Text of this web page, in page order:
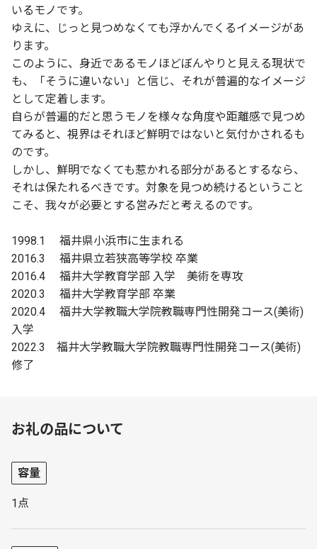
いるモノです。
ゆえに、じっと見つめなくても浮かんでくるイメージがあ
ります。
このように、身近であるモノほどぼんやりと見える現状で
も、「そうに違いない」と信じ、それが普遍的なイメージ
として定着します。
自らが普遍的だと思うモノを様々な角度や距離感で見つめ
てみると、視界はそれほど鮮明ではないと気付かされるも
のです。
しかし、鮮明でなくても惹かれる部分があるとするなら、
それは保たれるべきです。対象を見つめ続けるということ
こそ、我々が必要とする営みだと考えるのです。
1998.1 福井県小浜市に生まれる
2016.3 福井県立若狭高等学校 卒業
2016.4 福井大学教育学部 入学 美術を専攻
2020.3 福井大学教育学部 卒業
2020.4 福井大学教職大学院教職専門性開発コース(美術)
入学
2022.3 福井大学教職大学院教職専門性開発コース(美術)
修了
お礼の品について
容量
1点